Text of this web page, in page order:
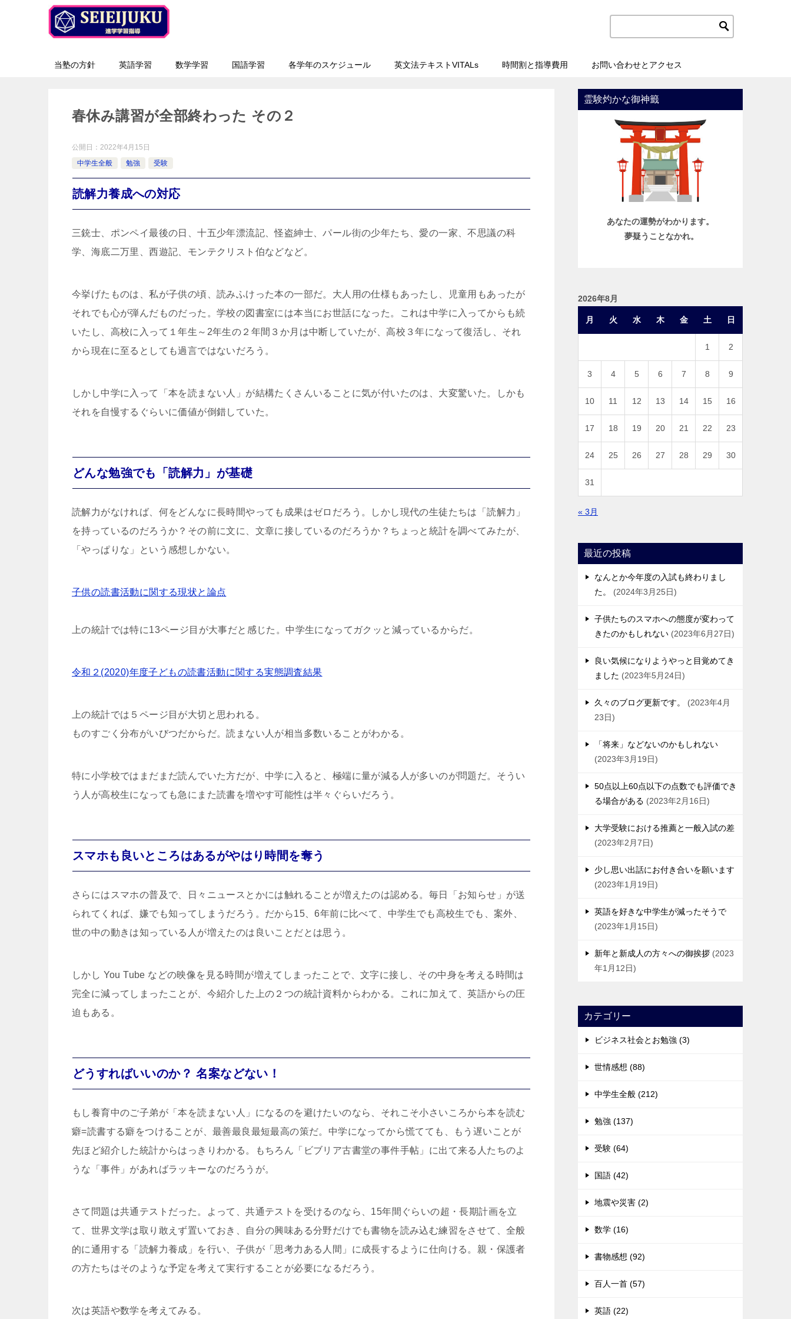
当塾の方針 英語学習 数学学習 国語学習 各学年のスケジュール 英文法テキストVITALs 時間割と指導費用 お問い合わせとアクセス
春休み講習が全部終わった その２
公開日： 2022年4月15日
中学生全般
勉強 受験
読解力養成への対応
三銃士、ポンペイ最後の日、十五少年漂流記、怪盗紳士、パール街の少年たち、愛の一家、不思議の科
学、海底二万里、西遊記、モンテクリスト伯などなど。
今挙げたものは、私が子供の頃、読みふけった本の一部だ。大人用の仕様もあったし、児童用もあったが
それでも心が弾んだものだった。学校の図書室には本当にお世話になった。これは中学に入ってからも続
いたし、高校に入って１年生～2年生の２年間３か月は中断していたが、高校３年になって復活し、それ
から現在に至るとしても過言ではないだろう。
しかし中学に入って「本を読まない人」が結構たくさんいることに気が付いたのは、大変驚いた。しかも
それを自慢するぐらいに価値が倒錯していた。
どんな勉強でも「読解力」が基礎
読解力がなければ、何をどんなに長時間やっても成果はゼロだろう。しかし現代の生徒たちは「読解力」
を持っているのだろうか？その前に文に、文章に接しているのだろうか？ちょっと統計を調べてみたが、
「やっぱりな」という感想しかない。
子供の読書活動に関する現状と論点
上の統計では特に13ページ目が大事だと感じた。中学生になってガクッと減っているからだ。
令和２(2020)年度子どもの読書活動に関する実態調査結果
上の統計では５ページ目が大切と思われる。
ものすごく分布がいびつだからだ。読まない人が相当多数いることがわかる。
特に小学校ではまだまだ読んでいた方だが、中学に入ると、極端に量が減る人が多いのが問題だ。そうい
う人が高校生になっても急にまた読書を増やす可能性は半々ぐらいだろう。
スマホも良いところはあるがやはり時間を奪う
さらにはスマホの普及で、日々ニュースとかには触れることが増えたのは認める。毎日「お知らせ」が送
られてくれば、嫌でも知ってしまうだろう。だから15、6年前に比べて、中学生でも高校生でも、案外、
世の中の動きは知っている人が増えたのは良いことだとは思う。
しかし You Tube などの映像を見る時間が増えてしまったことで、文字に接し、その中身を考える時間は
完全に減ってしまったことが、今紹介した上の２つの統計資料からわかる。これに加えて、英語からの圧
迫もある。
どうすればいいのか？ 名案などない！
もし養育中のご子弟が「本を読まない人」になるのを避けたいのなら、それこそ小さいころから本を読む
癖=読書する癖をつけることが、最善最良最短最高の策だ。中学になってから慌てても、もう遅いことが
先ほど紹介した統計からはっきりわかる。もちろん「ビブリア古書堂の事件手帖」に出て来る人たちのよ
うな「事件」があればラッキーなのだろうが。
さて問題は共通テストだった。よって、共通テストを受けるのなら、15年間ぐらいの超・長期計画を立
て、世界文学は取り敢えず置いておき、自分の興味ある分野だけでも書物を読み込む練習をさせて、全般
的に通用する「読解力養成」を行い、子供が「思考力ある人間」に成長するように仕向ける。親・保護者
の方たちはそのような予定を考えて実行することが必要になるだろう。
次は英語や数学を考えてみる。
霊験灼かな御神籤
あなたの運勢がわかります。
夢疑うことなかれ。
2026年8月
月 火 水 木 金 土 日
1 2
3 4 5 6 7 8 9
10 11 12 13 14 15 16
17 18 19 20 21 22 23
24 25 26 27 28 29 30
31
« 3月
最近の投稿
なんとか今年度の入試も終わりまし
た。
2024年3月25日
子供たちのスマホへの態度が変わって
きたのかもしれない 2023年6月27日
良い気候になりようやっと目覚めてき
ました
2023年5月24日
久々のブログ更新です。
2023年4月
23日
「将来」などないのかもしれない
2023年3月19日
50点以上60点以下の点数でも評価でき
る場合がある
2023年2月16日
大学受験における推薦と一般入試の差
2023年2月7日
少し思い出話にお付き合いを願います
2023年1月19日
英語を好きな中学生が減ったそうで
2023年1月15日
新年と新成人の方々への御挨拶 2023
年1月12日
カテゴリー
ビジネス社会とお勉強 (3)
世情感想 (88)
中学生全般 (212)
勉強 (137)
受験 (64)
国語 (42)
地震や災害 (2)
数学 (16)
書物感想 (92)
百人一首 (57)
英語 (22)